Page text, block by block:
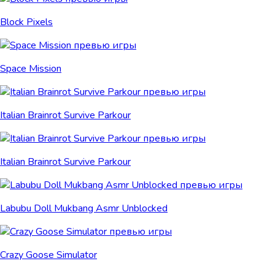
Block Pixels
Space Mission
Italian Brainrot Survive Parkour
Italian Brainrot Survive Parkour
Labubu Doll Mukbang Asmr Unblocked
Crazy Goose Simulator